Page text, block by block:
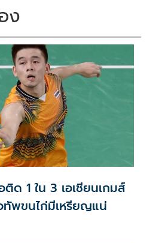
ง
1 ใน 3 เอเชียนเกมส์
พขนไก่มีเหรียญแน่